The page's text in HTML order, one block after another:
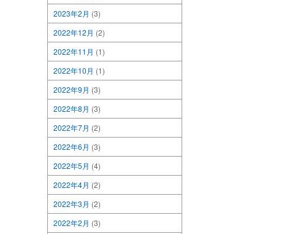
2023年2月 (3)
2022年12月 (2)
2022年11月 (1)
2022年10月 (1)
2022年9月 (3)
2022年8月 (3)
2022年7月 (2)
2022年6月 (3)
2022年5月 (4)
2022年4月 (2)
2022年3月 (2)
2022年2月 (3)